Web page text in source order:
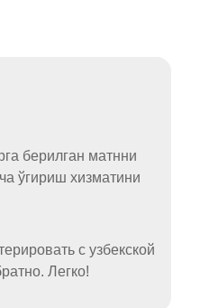
берилган матнни
ўгириш хизматини
с узбекской
Легко!